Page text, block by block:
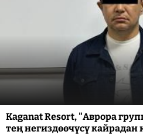
Kaganat Resort, "Аврора
тең негиздөөчүсү